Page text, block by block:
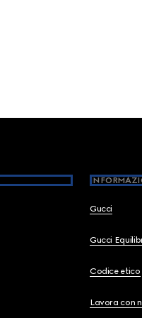
Gucci
Gucci
Codice etico
Lavora con